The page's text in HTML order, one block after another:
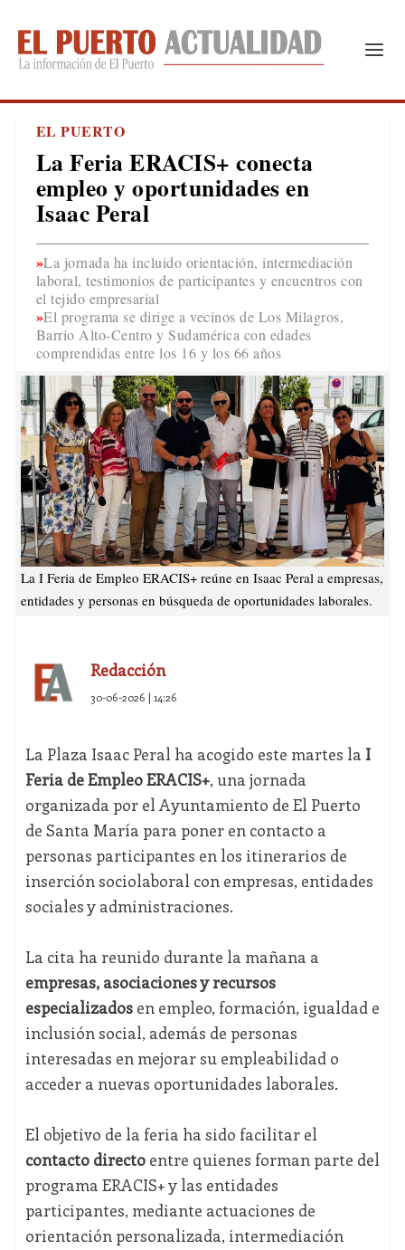
EL PUERTO
La Feria ERACIS+ conecta
empleo y oportunidades en
Isaac Peral
La jornada ha incluido orientación, intermediación
laboral, testimonios de participantes y encuentros con
el tejido empresarial
El programa se dirige a vecinos de Los Milagros,
Barrio Alto-Centro y Sudamérica con edades
comprendidas entre los 16 y los 66 años
La I Feria de Empleo ERACIS+ reúne en Isaac Peral a empresas,
entidades y personas en búsqueda de oportunidades laborales.
Redacción
30-06-2026 | 14:26
La Plaza Isaac Peral ha acogido este martes la I
Feria de Empleo ERACIS+, una jornada
organizada por el Ayuntamiento de El Puerto
de Santa María para poner en contacto a
personas participantes en los itinerarios de
inserción sociolaboral con empresas, entidades
sociales y administraciones.
La cita ha reunido durante la mañana a
empresas, asociaciones y recursos
especializadosen empleo, formación, igualdad e
inclusión social, además de personas
interesadas en mejorar su empleabilidad o
acceder a nuevas oportunidades laborales.
El objetivo de la feria ha sido facilitar el
contacto directoentre quienes forman parte del
programa ERACIS+ y las entidades
participantes, mediante actuaciones de
orientación personalizada, intermediación